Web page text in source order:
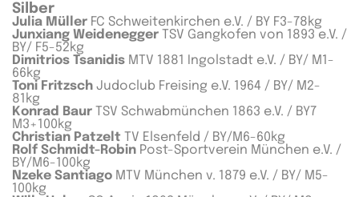
Silber
Julia Müller FC Schweitenkirchen e.V. / BY F3-78kg
Junxiang Weidenegger TSV Gangkofen von 1893 e.V. /
BY/ F5-52kg
Dimitrios Tsanidis MTV 1881 Ingolstadt e.V. / BY/ M1-
66kg
Toni Fritzsch Judoclub Freising e.V. 1964 / BY/ M2-
81kg
Konrad Baur TSV Schwabmünchen 1863 e.V. / BY7
M3+100kg
Christian Patzelt TV Elsenfeld / BY/M6-60kg
Rolf Schmidt-Robin Post-Sportverein München e.V. /
BY/M6-100kg
Nzeke Santiago MTV München v. 1879 e.V. / BY/ M5-
100kg